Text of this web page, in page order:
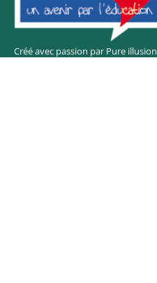
Créé avec passion par Pure illusion